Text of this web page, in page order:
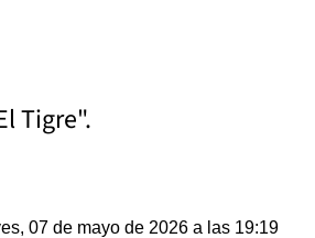
Tigre".
07 de mayo de 2026 a las 19:19